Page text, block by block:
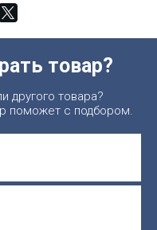
товар?
другого товара?
поможет с подбором.